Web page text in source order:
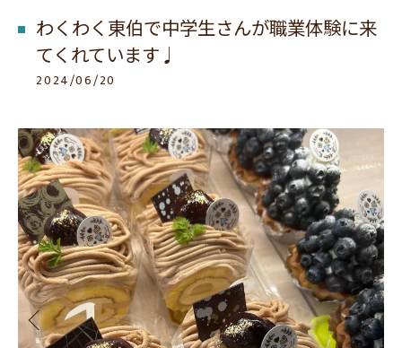
わくわく東伯で中学生さんが職業体験に来
てくれています♩
2024/06/20